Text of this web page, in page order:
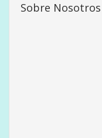
Sobre Nosotros